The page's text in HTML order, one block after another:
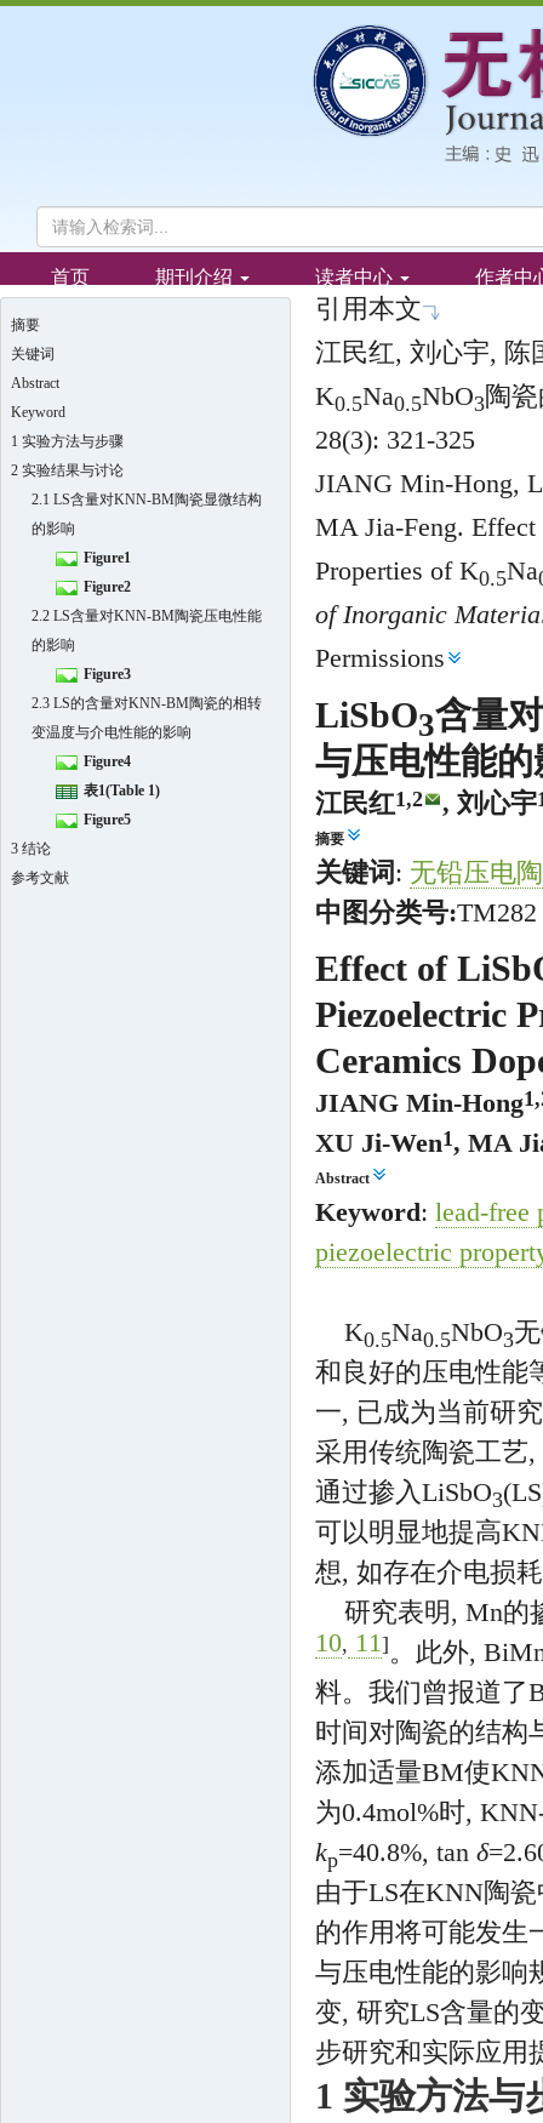
摘要
关键词
Abstract
Keyword
1 实验方法与步骤
2 实验结果与讨论
2.1 LS含量对KNN-BM陶瓷显微结构
的影响
Figure1
Figure2
2.2 LS含量对KNN-BM陶瓷压电性能
的影响
Figure3
2.3 LS的含量对KNN-BM陶瓷的相转
变温度与介电性能的影响
Figure4
表1(Table 1)
Figure5
3 结论
参考文献
引用本文
江民红, 刘心宇, 陈
K0.5Na0.5NbO3陶
28(3): 321-325
JIANG Min-Hong,
MA Jia-Feng.
Properties of K0.5Na
of Inorganic
Permissions
LiSbO3含量
与压电性能
江民红1,2 , 刘心宇
摘要
关键词 : 无铅压电
中图分类号:
Effect of
Piezoelectric
Ceramics
JIANG Min-Hong1,
XU Ji-Wen1, MA
Abstract
Keyword: lead-free
piezoelectric
K0.5Na0.5NbO3
和良好的压电性能
一, 已成为当前研
采用传统陶瓷工艺
通过掺入LiSbO3
可以明显地提高
想, 如存在介电损
研究表明, Mn的
10, 11 ]。此外,
料。我们曾报道了
时间对陶瓷的结构
添加适量BM使
为0.4mol%时,
kp=40.8%, tan δ
由于LS在KNN陶
的作用将可能发生
与压电性能的影响
变, 研究LS含量的
步研究和实际应用
1 实验方法与